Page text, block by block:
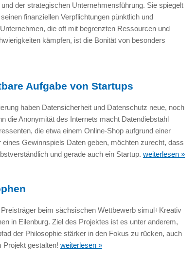
der strategischen Unternehmensführung. Sie spiegelt
finanziellen Verpflichtungen pünktlich und
die oft mit begrenzten Ressourcen und
kämpfen, ist die Bonität von besonders
Aufgabe von Startups
haben Datensicherheit und Datenschutz neue, noch
die Anonymität des Internets macht Datendiebstahl
die etwa einem Online-Shop aufgrund einer
Gewinnspiels Daten geben, möchten zurecht, dass
und gerade auch ein Startup. weiterlesen »
beim sächsischen Wettbewerb simul+Kreativ
in Eilenburg. Ziel des Projektes ist es unter anderem,
der Philosophie stärker in den Fokus zu rücken, auch
Projekt gestalten! weiterlesen »